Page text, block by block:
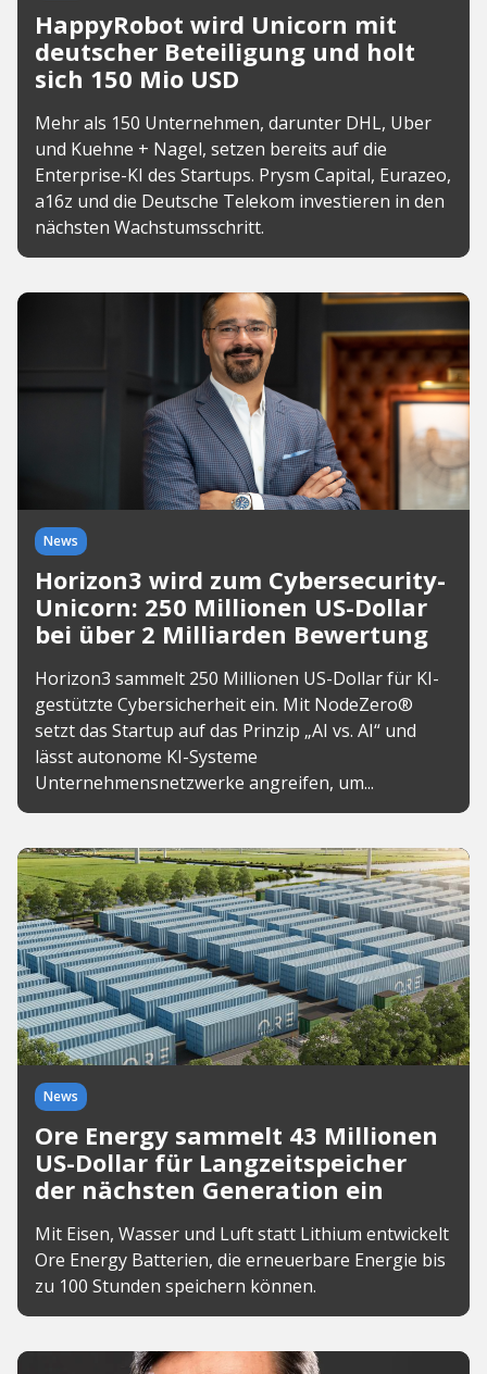
HappyRobot wird Unicorn mit
deutscher Beteiligung und holt
sich 150 Mio USD
Mehr als 150 Unternehmen, darunter DHL, Uber
und Kuehne + Nagel, setzen bereits auf die
Enterprise-KI des Startups. Prysm Capital, Eurazeo,
a16z und die Deutsche Telekom investieren in den
nächsten Wachstumsschritt.
News
Horizon3 wird zum Cybersecurity-
Unicorn: 250 Millionen US-Dollar
bei über 2 Milliarden Bewertung
Horizon3 sammelt 250 Millionen US-Dollar für KI-
gestützte Cybersicherheit ein. Mit NodeZero®
setzt das Startup auf das Prinzip „AI vs. AI“ und
lässt autonome KI-Systeme
Unternehmensnetzwerke angreifen, um...
News
Ore Energy sammelt 43 Millionen
US-Dollar für Langzeitspeicher
der nächsten Generation ein
Mit Eisen, Wasser und Luft statt Lithium entwickelt
Ore Energy Batterien, die erneuerbare Energie bis
zu 100 Stunden speichern können.